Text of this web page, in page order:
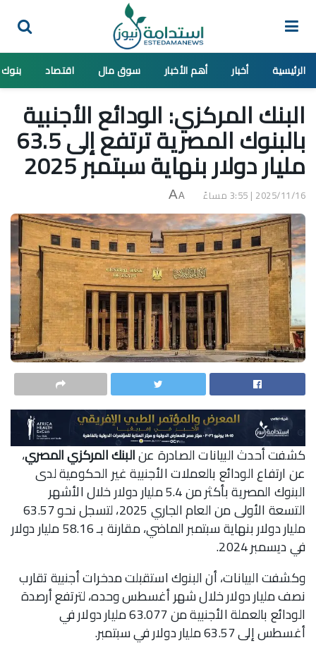
الرئيسية أخبار أهم الأخبار سوق مال اقتصاد بنوك
البنك المركزي: الودائع الأجنبية
بالبنوك المصرية ترتفع إلى 63.5
مليار دولار بنهاية سبتمبر 2025
2025/11/16 | 3:55 مساءً A
A
كشفت أحدث البيانات الصادرة عنالبنك المركزي المصري،
عن ارتفاع الودائع بالعملات الأجنبية غير الحكومية لدى
البنوك المصرية بأكثر من 5.4 مليار دولار خلال الأشهر
التسعة الأولى من العام الجاري 2025، لتسجل نحو 63.57
مليار دولار بنهاية سبتمبر الماضي، مقارنة بـ 58.16 مليار دولار
في ديسمبر 2024.
وكشفت البيانات، أن البنوك استقبلت مدخرات أجنبية تقارب
نصف مليار دولار خلال شهر أغسطس وحده، لترتفع أرصدة
الودائع بالعملة الأجنبية من 63.077 مليار دولار في
أغسطس إلى 63.57 مليار دولار في سبتمبر.